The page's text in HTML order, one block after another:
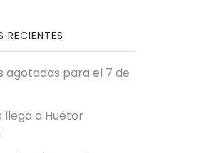
RECIENTES
agotadas para el 7 de
llega a Huétor